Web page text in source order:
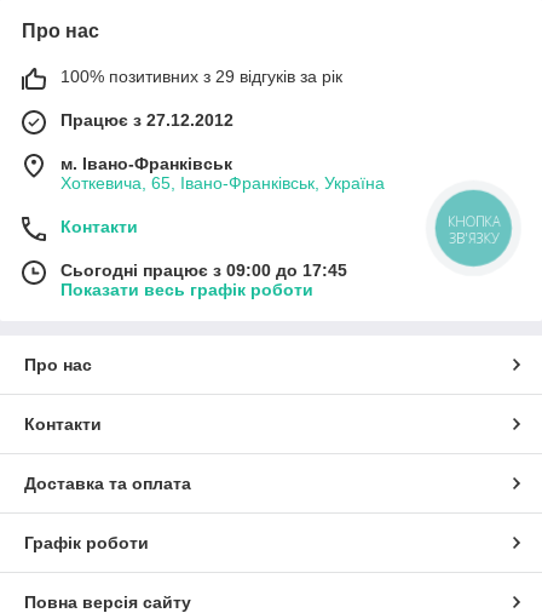
Про нас
100% позитивних з 29 відгуків за рік
Працює з 27.12.2012
м. Івано-Франківськ
Хоткевича, 65, Івано-Франківськ, Україна
Контакти
Сьогодні працює з 09:00 до 17:45
Показати весь графік роботи
Про нас
Контакти
Доставка та оплата
Графік роботи
Повна версія сайту
КНОПКА
ЗВ'ЯЗКУ